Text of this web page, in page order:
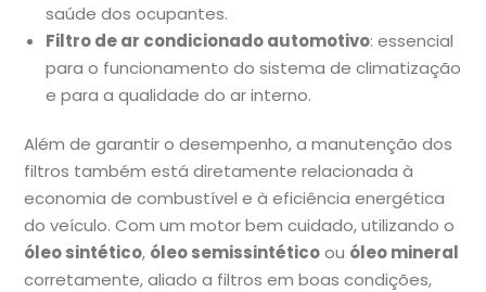
saúde dos ocupantes.
Filtro de ar condicionado automotivo: essencial
para o funcionamento do sistema de climatização
e para a qualidade do ar interno.
Além de garantir o desempenho, a manutenção dos
filtros também está diretamente relacionada à
economia de combustível e à eficiência energética
do veículo. Com um motor bem cuidado, utilizando o
óleo sintético, óleo semissintéticoou óleo mineral
corretamente, aliado a filtros em boas condições,